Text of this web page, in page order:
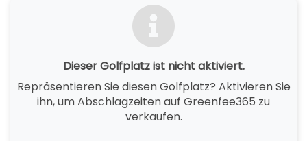
Dieser Golfplatz ist nicht aktiviert.
Repräsentieren Sie diesen Golfplatz? Aktivieren Sie
ihn, um Abschlagzeiten auf Greenfee365 zu
verkaufen.